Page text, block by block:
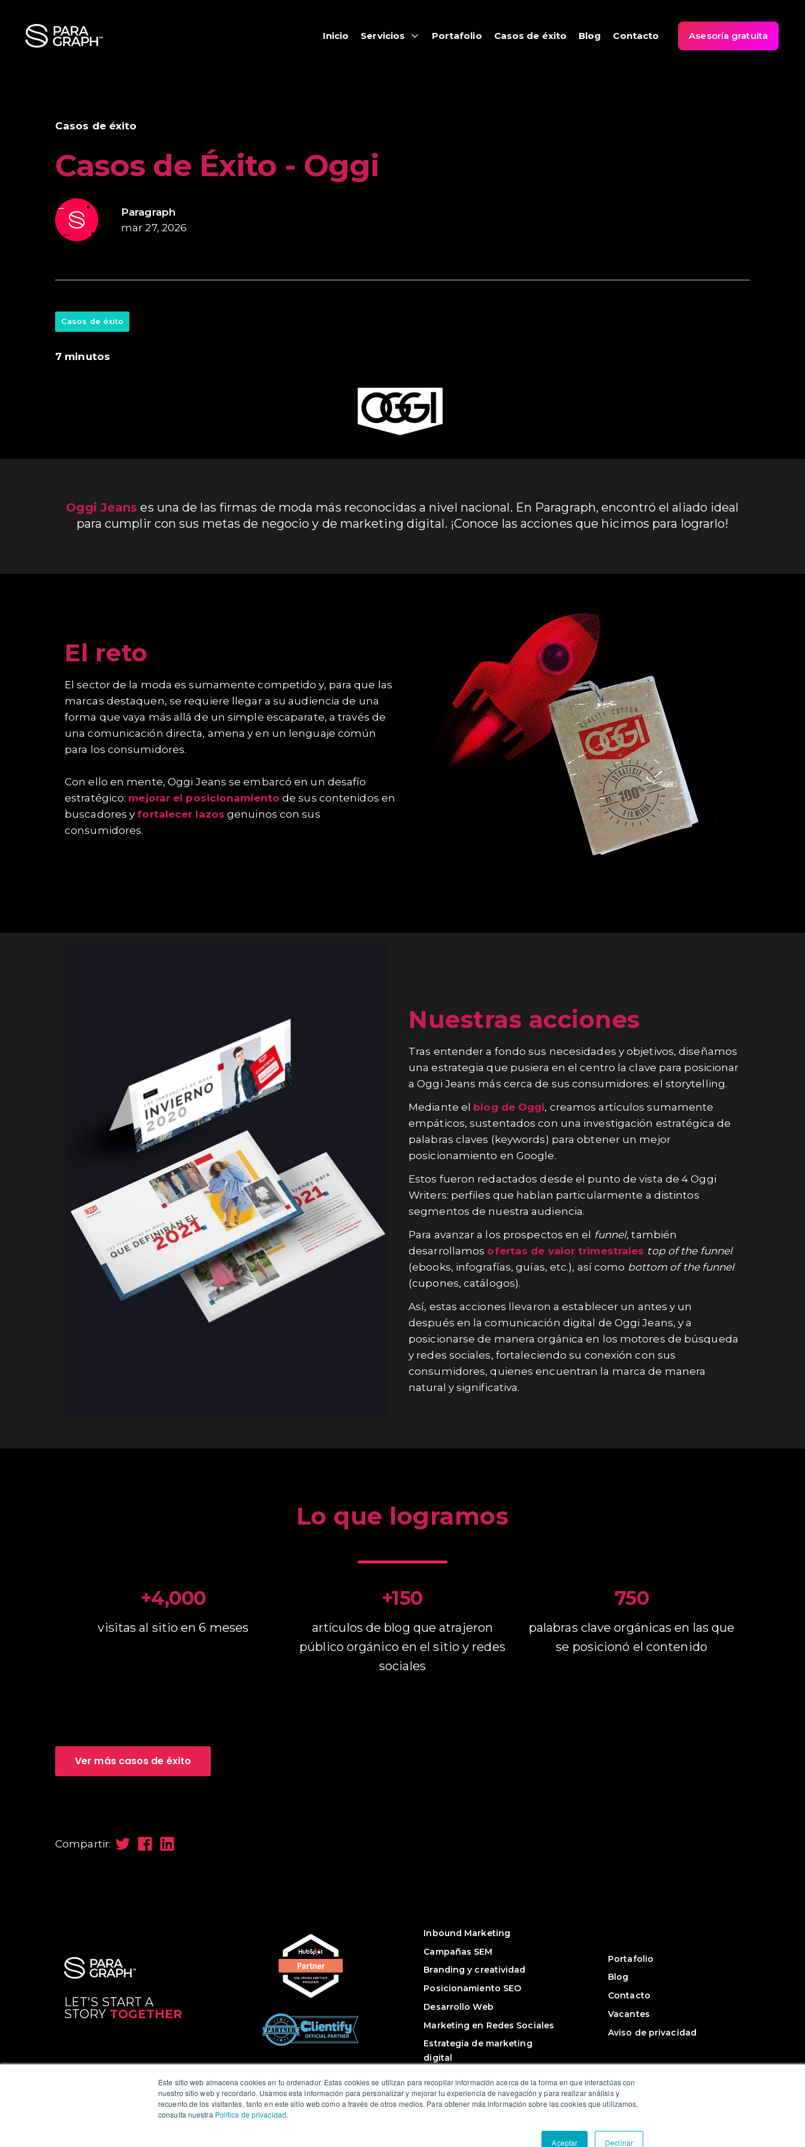
Este sitio web almacena cookies en tu ordenador. Estas cookies se utilizan para recopilar información acerca de la forma en que interactúas con
nuestro sitio web y recordarlo. Usamos esta información para personalizar y mejorar tu experiencia de navegación y para realizar análisis y
recuento de los visitantes, tanto en este sitio web como a través de otros medios. Para obtener más información sobre las cookies que utilizamos,
consulta nuestra Política de privacidad.
Aceptar Declinar
Inicio Servicios Portafolio Casos de éxito Blog Contacto Asesoría gratuita
Casos de éxito
Casos de Éxito - Oggi
Paragraph
mar 27, 2026
Casos de éxito
7 minutos
Oggi Jeans es una de las firmas de moda más reconocidas a nivel nacional. En Paragraph, encontró el aliado ideal
para cumplir con sus metas de negocio y de marketing digital. ¡Conoce las acciones que hicimos para lograrlo!
El reto
El sector de la moda es sumamente competido y, para que las
marcas destaquen, se requiere llegar a su audiencia de una
forma que vaya más allá de un simple escaparate, a través de
una comunicación directa, amena y en un lenguaje común
para los consumidores.
Con ello en mente, Oggi Jeans se embarcó en un desafío
estratégico: mejorar el posicionamiento de sus contenidos en
buscadores yfortalecer lazos genuinos con sus
consumidores.
Nuestras acciones
Tras entender a fondo sus necesidades y objetivos, diseñamos
una estrategia que pusiera en el centro la clave para posicionar
a Oggi Jeans más cerca de sus consumidores: el storytelling.
Mediante el blog de Oggi, creamos artículos sumamente
empáticos, sustentados con una investigación estratégica de
palabras claves (keywords) para obtener un mejor
posicionamiento en Google.
Estos fueron redactados desde el punto de vista de 4 Oggi
Writers: perfiles que hablan particularmente a distintos
segmentos de nuestra audiencia.
Para avanzar a los prospectos en el funnel, también
desarrollamos ofertas de valor trimestrales top of the funnel
(ebooks, infografías, guías, etc.), así como bottom of the funnel
(cupones, catálogos).
Así, estas acciones llevaron a establecer un antes y un
después en la comunicación digital de Oggi Jeans, y a
posicionarse de manera orgánica en los motores de búsqueda
y redes sociales, fortaleciendo su conexión con sus
consumidores, quienes encuentran la marca de manera
natural y significativa.
Lo que logramos
+4,000
visitas al sitio en 6 meses
+150
artículos de blog que atrajeron
público orgánico en el sitio y redes
sociales
750
palabras clave orgánicas en las que
se posicionó el contenido
Ver más casos de éxito
Compartir:
LET'S START A
STORY TOGETHER
Inbound Marketing
Campañas SEM
Branding y creatividad
Posicionamiento SEO
Desarrollo Web
Marketing en Redes Sociales
Estrategia de marketing
digital
Portafolio
Blog
Contacto
Vacantes
Aviso de privacidad
© 2026. Paragraph. All Rights Reserved.